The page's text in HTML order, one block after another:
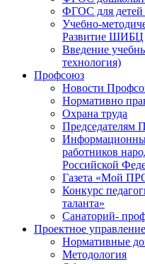
ФГОС для
Учебно-
Развитие ШИБЦ
Введение
технология)
Профсоюз
Новости
Нормативно
Охрана труда
Председателям
работников
Российской
Газета «Мой
Конкурс
таланта»
Санаторий-
Проектное управление
Нормативные
Методология